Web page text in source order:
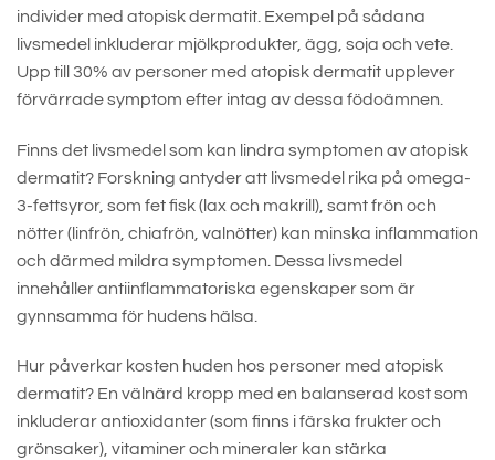
individer med atopisk dermatit. Exempel på sådana
livsmedel inkluderar mjölkprodukter, ägg, soja och vete.
Upp till 30% av personer med atopisk dermatit upplever
förvärrade symptom efter intag av dessa födoämnen.
Finns det livsmedel som kan lindra symptomen av atopisk
dermatit? Forskning antyder att livsmedel rika på omega-
3-fettsyror, som fet fisk (lax och makrill), samt frön och
nötter (linfrön, chiafrön, valnötter) kan minska inflammation
och därmed mildra symptomen. Dessa livsmedel
innehåller antiinflammatoriska egenskaper som är
gynnsamma för hudens hälsa.
Hur påverkar kosten huden hos personer med atopisk
dermatit? En välnärd kropp med en balanserad kost som
inkluderar antioxidanter (som finns i färska frukter och
grönsaker), vitaminer och mineraler kan stärka